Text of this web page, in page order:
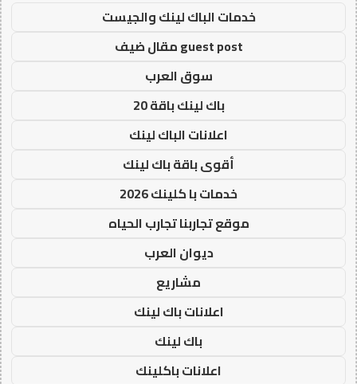
خدمات الباك لينك والجيست
guest post مقال ضيف
سوق العرب
باك لينك باقة 20
اعلانات الباك لينك
أقوى باقة باك لينك
خدمات با كلينك 2026
موقع تجاربنا تجارب الحياه
ديوان العرب
مشاريع
اعلانات باك لينك
باك لينك
اعلانات باكلينك